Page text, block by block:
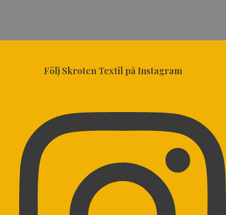
Följ Skroten Textil på Instagram